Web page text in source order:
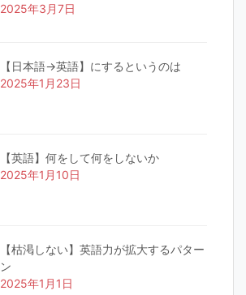
2025年3月7日
【日本語→英語】にするというのは
2025年1月23日
【英語】何をして何をしないか
2025年1月10日
【枯渇しない】英語力が拡大するパター
ン
2025年1月1日